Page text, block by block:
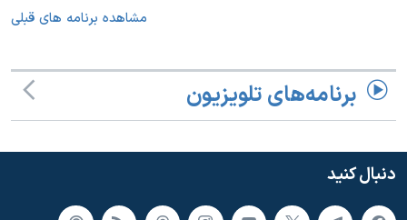
مشاهده برنامه های قبلی
برنامه‌های تلویزیون
دنبال کنید